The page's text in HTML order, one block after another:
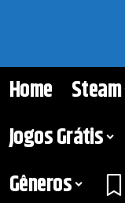
Home Steam
Jogos Grátis
Gêneros